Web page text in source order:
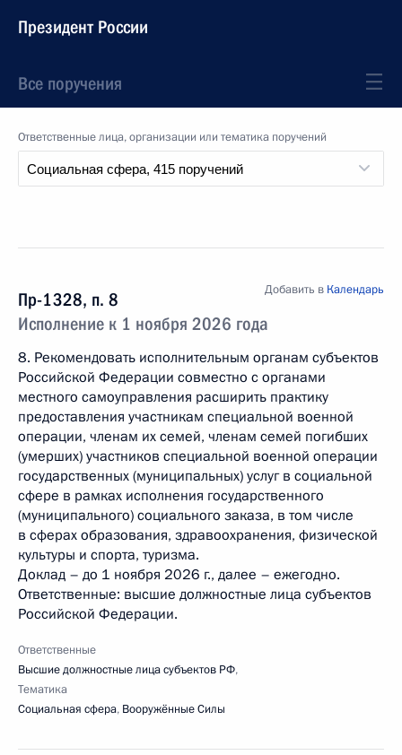
Президент России
Все поручения
Ответственные лица, организации или тематика поручений
Пр-1328, п. 8
Исполнение к 1 ноября 2026 года
Добавить в Календарь
8. Рекомендовать исполнительным органам субъектов
Российской Федерации совместно с органами
местного самоуправления расширить практику
предоставления участникам специальной военной
операции, членам их семей, членам семей погибших
(умерших) участников специальной военной операции
государственных (муниципальных) услуг в социальной
сфере в рамках исполнения государственного
(муниципального) социального заказа, в том числе
в сферах образования, здравоохранения, физической
культуры и спорта, туризма.
Доклад – до 1 ноября 2026 г., далее – ежегодно.
Ответственные: высшие должностные лица субъектов
Российской Федерации.
Ответственные
Высшие должностные лица субъектов РФ,
Тематика
Социальная сфера, Вооружённые Силы